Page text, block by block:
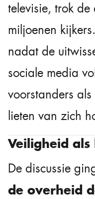
televisie, trok
miljoenen
nadat de
sociale media
voorstanders
lieten van zich
Veiligheid
De discussie
de overheid